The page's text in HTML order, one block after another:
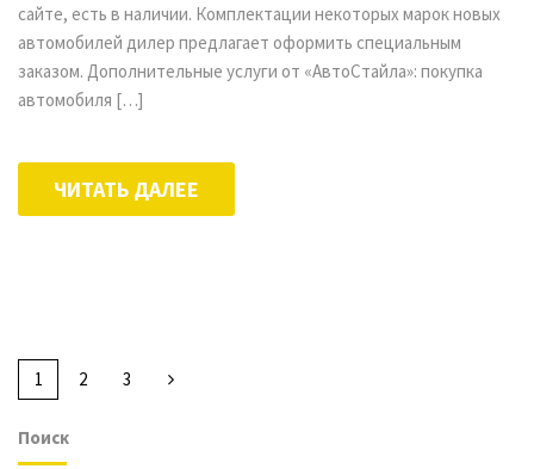
сайте, есть в наличии. Комплектации некоторых марок новых
автомобилей дилер предлагает оформить специальным
заказом. Дополнительные услуги от «АвтоСтайла»: покупка
автомобиля […]
ЧИТАТЬ ДАЛЕЕ
1 2 3
Поиск